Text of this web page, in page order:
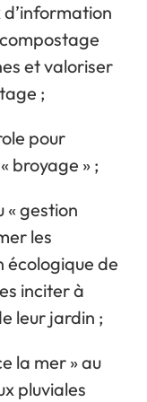
et valoriser
;
pour
broyage » ;
« gestion
les
écologique de
inciter à
leur jardin ;
la mer » au
pluviales